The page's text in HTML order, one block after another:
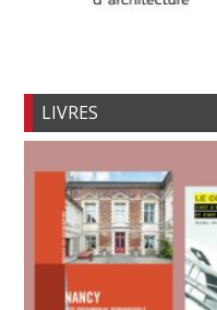
LIVRES